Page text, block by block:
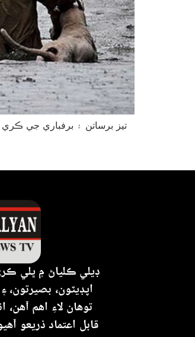
ڊيلي ڪلياڻ ۾ ڀلي
اپڊيٽون،
توهان لاءِ اهم آهن،
قابل اعتماد ذريعو